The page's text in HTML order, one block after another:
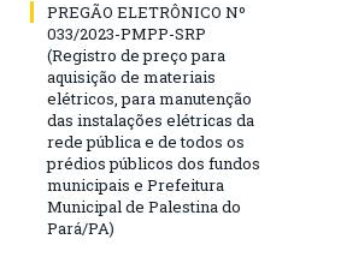
PREGÃO ELETRÔNICO Nº
033/2023-PMPP-SRP
(Registro de preço para
aquisição de materiais
elétricos, para manutenção
das instalações elétricas da
rede pública e de todos os
prédios públicos dos fundos
municipais e Prefeitura
Municipal de Palestina do
Pará/PA)